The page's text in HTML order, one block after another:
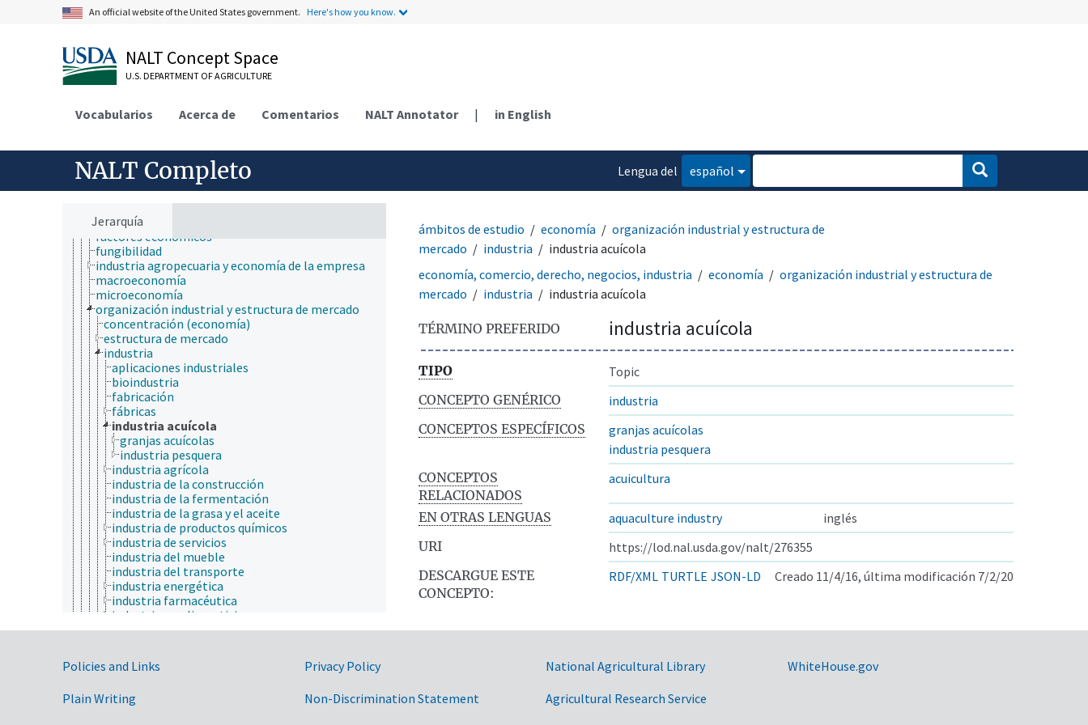
An official website of the United States government. Here's how you know.
NALT Concept Space
U.S. DEPARTMENT OF AGRICULTURE
Vocabularios Acerca de Comentarios NALT Annotator | in English
NALT Completo
Lengua del
español
Jerarquía
comportamiento económico
datos históricos sobre economía y censo
desarrollo económico
econometría
economía agrícola
economía de la producción
economía financiera
economía internacional
economía laboral y demográfica
economía pública
economía regional
evaluación económica
factores económicos
fungibilidad
industria agropecuaria y economía de la empresa
macroeconomía
microeconomía
organización industrial y estructura de mercado
concentración (economía)
estructura de mercado
industria
aplicaciones industriales
bioindustria
fabricación
fábricas
industria acuícola
granjas acuícolas
industria pesquera
industria agrícola
industria de la construcción
industria de la fermentación
industria de la grasa y el aceite
industria de productos químicos
industria de servicios
industria del mueble
industria del transporte
industria energética
industria farmacéutica
industria no alimenticia
minería
plantas empacadoras
monopolio
oligopolio
ámbitos de estudio economía
organización industrial y estructura de
mercado
industria
industria acuícola
economía, comercio, derecho, negocios, industria
economía
organización industrial y estructura de
mercado
industria industria acuícola
TÉRMINO PREFERIDO industria acuícola
TIPO
Topic
CONCEPTO GENÉRICO
industria
CONCEPTOS ESPECÍFICOS
granjas acuícolas
industria pesquera
CONCEPTOS
RELACIONADOS
acuicultura
EN OTRAS LENGUAS aquaculture industry
inglés
URI
https://lod.nal.usda.gov/nalt/276355
DESCARGUE ESTE
CONCEPTO:
RDF/XML TURTLE JSON-LD Creado 11/4/16, última modificación 7/2/20
Government Links
Policies and Links
Plain Writing
Privacy Policy
Non-Discrimination Statement
National Agricultural Library
Agricultural Research Service
WhiteHouse.gov